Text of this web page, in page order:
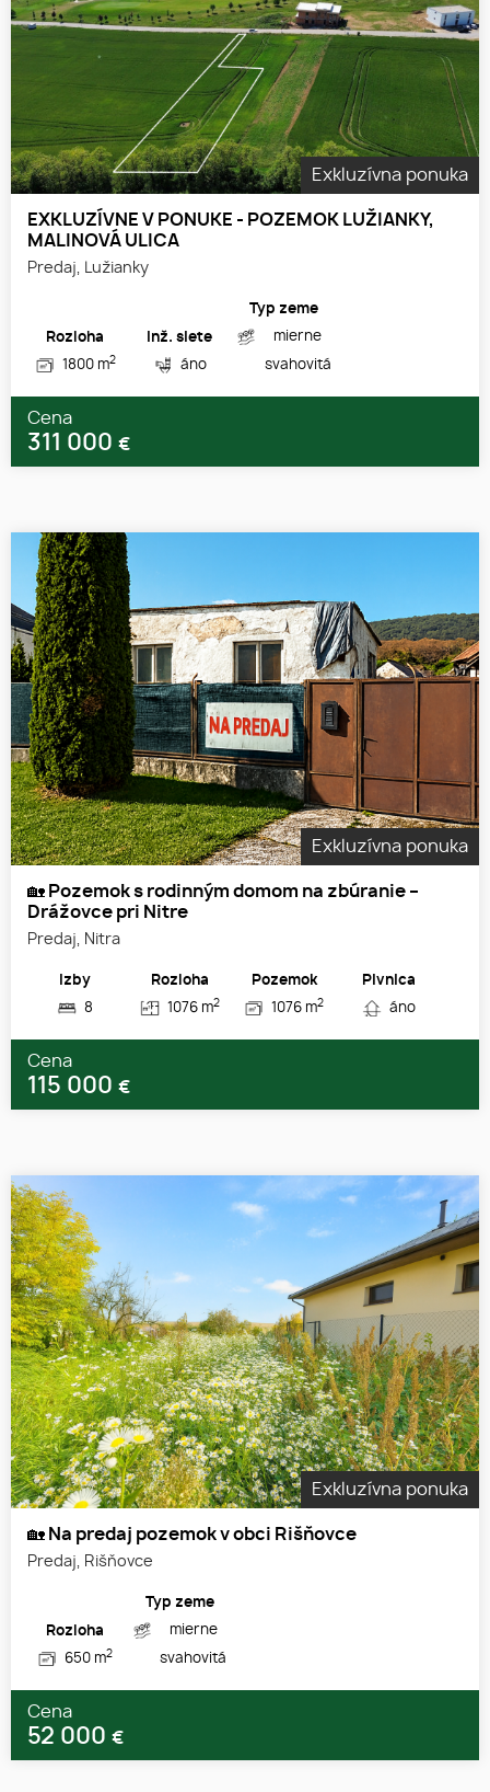
Exkluzívna ponuka
EXKLUZÍVNE V PONUKE - POZEMOK LUŽIANKY,
MALINOVÁ ULICA
Predaj, Lužianky
Rozloha
1800 m2
Inž. siete
áno
Typ zeme
mierne
svahovitá
Cena
311 000 €
Exkluzívna ponuka
🏡 Pozemok s rodinným domom na zbúranie –
Drážovce pri Nitre
Predaj, Nitra
Izby
8
Rozloha
1076 m2
Pozemok
1076 m2
Pivnica
áno
Cena
115 000 €
Exkluzívna ponuka
🏡 Na predaj pozemok v obci Rišňovce
Predaj, Rišňovce
Rozloha
650 m2
Typ zeme
mierne
svahovitá
Cena
52 000 €